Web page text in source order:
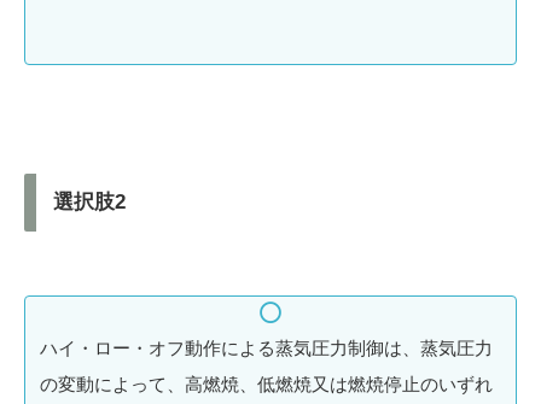
選択肢2
ハイ・ロー・オフ動作による蒸気圧力制御は、蒸気圧力
の変動によって、高燃焼、低燃焼又は燃焼停止のいずれ